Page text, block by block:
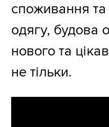
споживання та
одягу, будова
нового та
не тільки.